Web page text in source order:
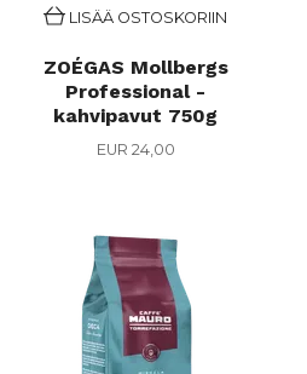
LISÄÄ OSTOSKORIIN
ZOÉGAS Mollbergs
Professional -
kahvipavut 750g
EUR 24,00